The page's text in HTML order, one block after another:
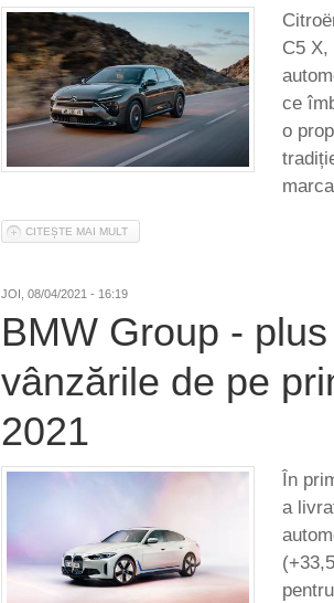
C5 X,
ce
o
CITEȘTE MAI MULT
JOI, 08/04/2021 - 16:19
BMW Group -
vânzările de pe
2021
În
a